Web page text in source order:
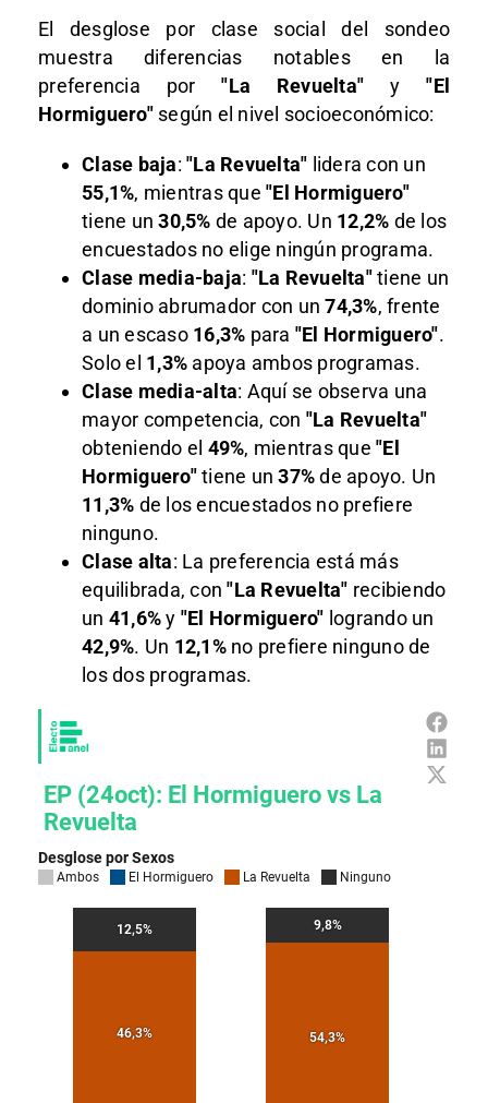
El desglose por clase social del sondeo
muestra diferencias notables en la
preferencia por"La Revuelta" y"El
Hormiguero"según el nivel socioeconómico:
Clase baja: "La Revuelta" lidera con un
55,1%, mientras que "El Hormiguero"
tiene un30,5% de apoyo. Un 12,2% de los
encuestados no elige ningún programa.
Clase media-baja: "La Revuelta"tiene un
dominio abrumador con un74,3%, frente
a un escaso 16,3% para "El Hormiguero".
Solo el 1,3% apoya ambos programas.
Clase media-alta: Aquí se observa una
mayor competencia, con "La Revuelta"
obteniendo el 49%, mientras que "El
Hormiguero"tiene un37%de apoyo. Un
11,3% de los encuestados no prefiere
ninguno.
Clase alta: La preferencia está más
equilibrada, con"La Revuelta" recibiendo
un 41,6%y "El Hormiguero" logrando un
42,9%. Un 12,1%no prefiere ninguno de
los dos programas.